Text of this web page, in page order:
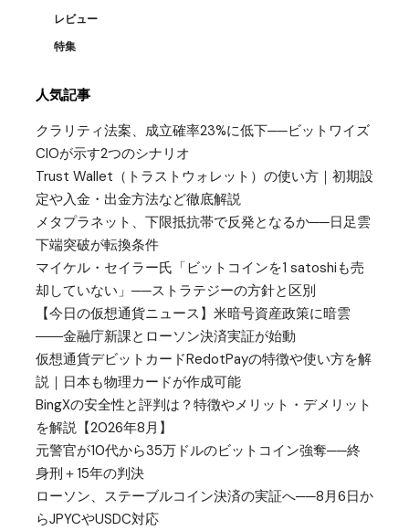
レビュー
特集
人気記事
クラリティ法案、成立確率23%に低下──ビットワイズ
CIOが示す2つのシナリオ
Trust Wallet（トラストウォレット）の使い方｜初期設
定や入金・出金方法など徹底解説
メタプラネット、下限抵抗帯で反発となるか──日足雲
下端突破が転換条件
マイケル・セイラー氏「ビットコインを1 satoshiも売
却していない」──ストラテジーの方針と区別
【今日の仮想通貨ニュース】米暗号資産政策に暗雲
――金融庁新課とローソン決済実証が始動
仮想通貨デビットカードRedotPayの特徴や使い方を解
説｜日本も物理カードが作成可能
BingXの安全性と評判は？特徴やメリット・デメリット
を解説【2026年8月】
元警官が10代から35万ドルのビットコイン強奪──終
身刑＋15年の判決
ローソン、ステーブルコイン決済の実証へ──8月6日か
らJPYCやUSDC対応